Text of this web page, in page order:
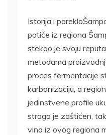
Istorija i
potiče iz regiona
stekao je svoju
metodama
proces fermentacije
karbonizaciju, a
jedinstvene profile
strogo je zaštićen,
vina iz ovog regiona